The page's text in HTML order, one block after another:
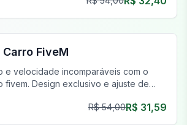
FiveM
e velocidade incomparáveis com o
fivem. Design exclusivo e ajuste de
R$ 54,00R$ 31,59